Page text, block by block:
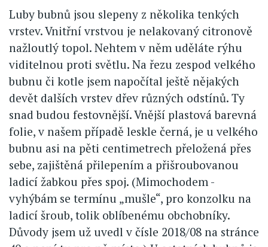
Luby bubnů jsou slepeny z několika tenkých
vrstev. Vnitřní vrstvou je nelakovaný citronově
nažloutlý topol. Nehtem v něm uděláte rýhu
viditelnou proti světlu. Na řezu zespod velkého
bubnu či kotle jsem napočítal ještě nějakých
devět dalších vrstev dřev různých odstínů. Ty
snad budou festovnější. Vnější plastová barevná
folie, v našem případě leskle černá, je u velkého
bubnu asi na pěti centimetrech přeložená přes
sebe, zajištěná přilepením a přišroubovanou
ladicí žabkou přes spoj. (Mimochodem -
vyhýbám se termínu „mušle“, pro konzolku na
ladicí šroub, tolik oblíbenému obchobníky.
Důvody jsem už uvedl v čísle 2018/08 na stránce